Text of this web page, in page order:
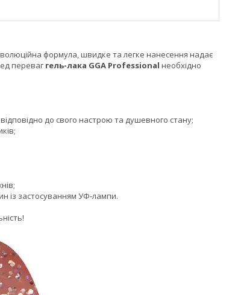
формула, швидке та легке нанесення надає
переваг гель-лака GGA Professional необхідно
до свого настрою та душевного стану;
із застосуванням УФ-лампи.